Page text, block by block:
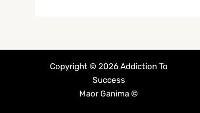
Copyright © 2026 Addiction To
Success
© Maor Ganima